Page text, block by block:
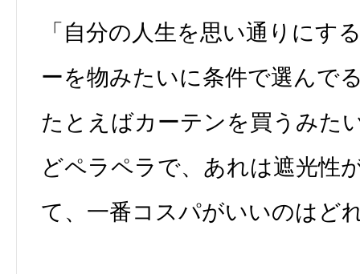
「自分の人生を思い通りにす
ーを物みたいに条件で選んで
たとえばカーテンを買うみた
どペラペラで、あれは遮光性
て、一番コスパがいいのはど